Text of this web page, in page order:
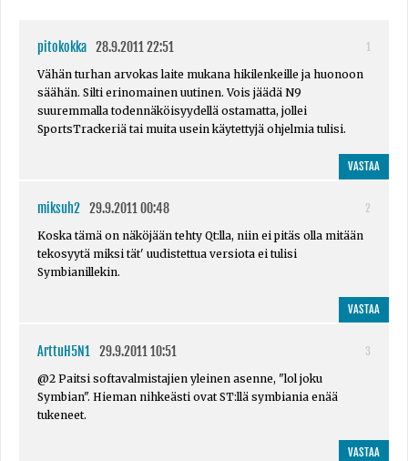
pitokokka 28.9.2011 22:51
1
Vähän turhan arvokas laite mukana hikilenkeille ja huonoon
säähän. Silti erinomainen uutinen. Vois jäädä N9
suuremmalla todennäköisyydellä ostamatta, jollei
SportsTrackeriä tai muita usein käytettyjä ohjelmia tulisi.
VASTAA
miksuh2 29.9.2011 00:48
2
Koska tämä on näköjään tehty Qt:lla, niin ei pitäs olla mitään
tekosyytä miksi tät' uudistettua versiota ei tulisi
Symbianillekin.
VASTAA
ArttuH5N1 29.9.2011 10:51
3
@2 Paitsi softavalmistajien yleinen asenne, "lol joku
Symbian". Hieman nihkeästi ovat ST:llä symbiania enää
tukeneet.
VASTAA